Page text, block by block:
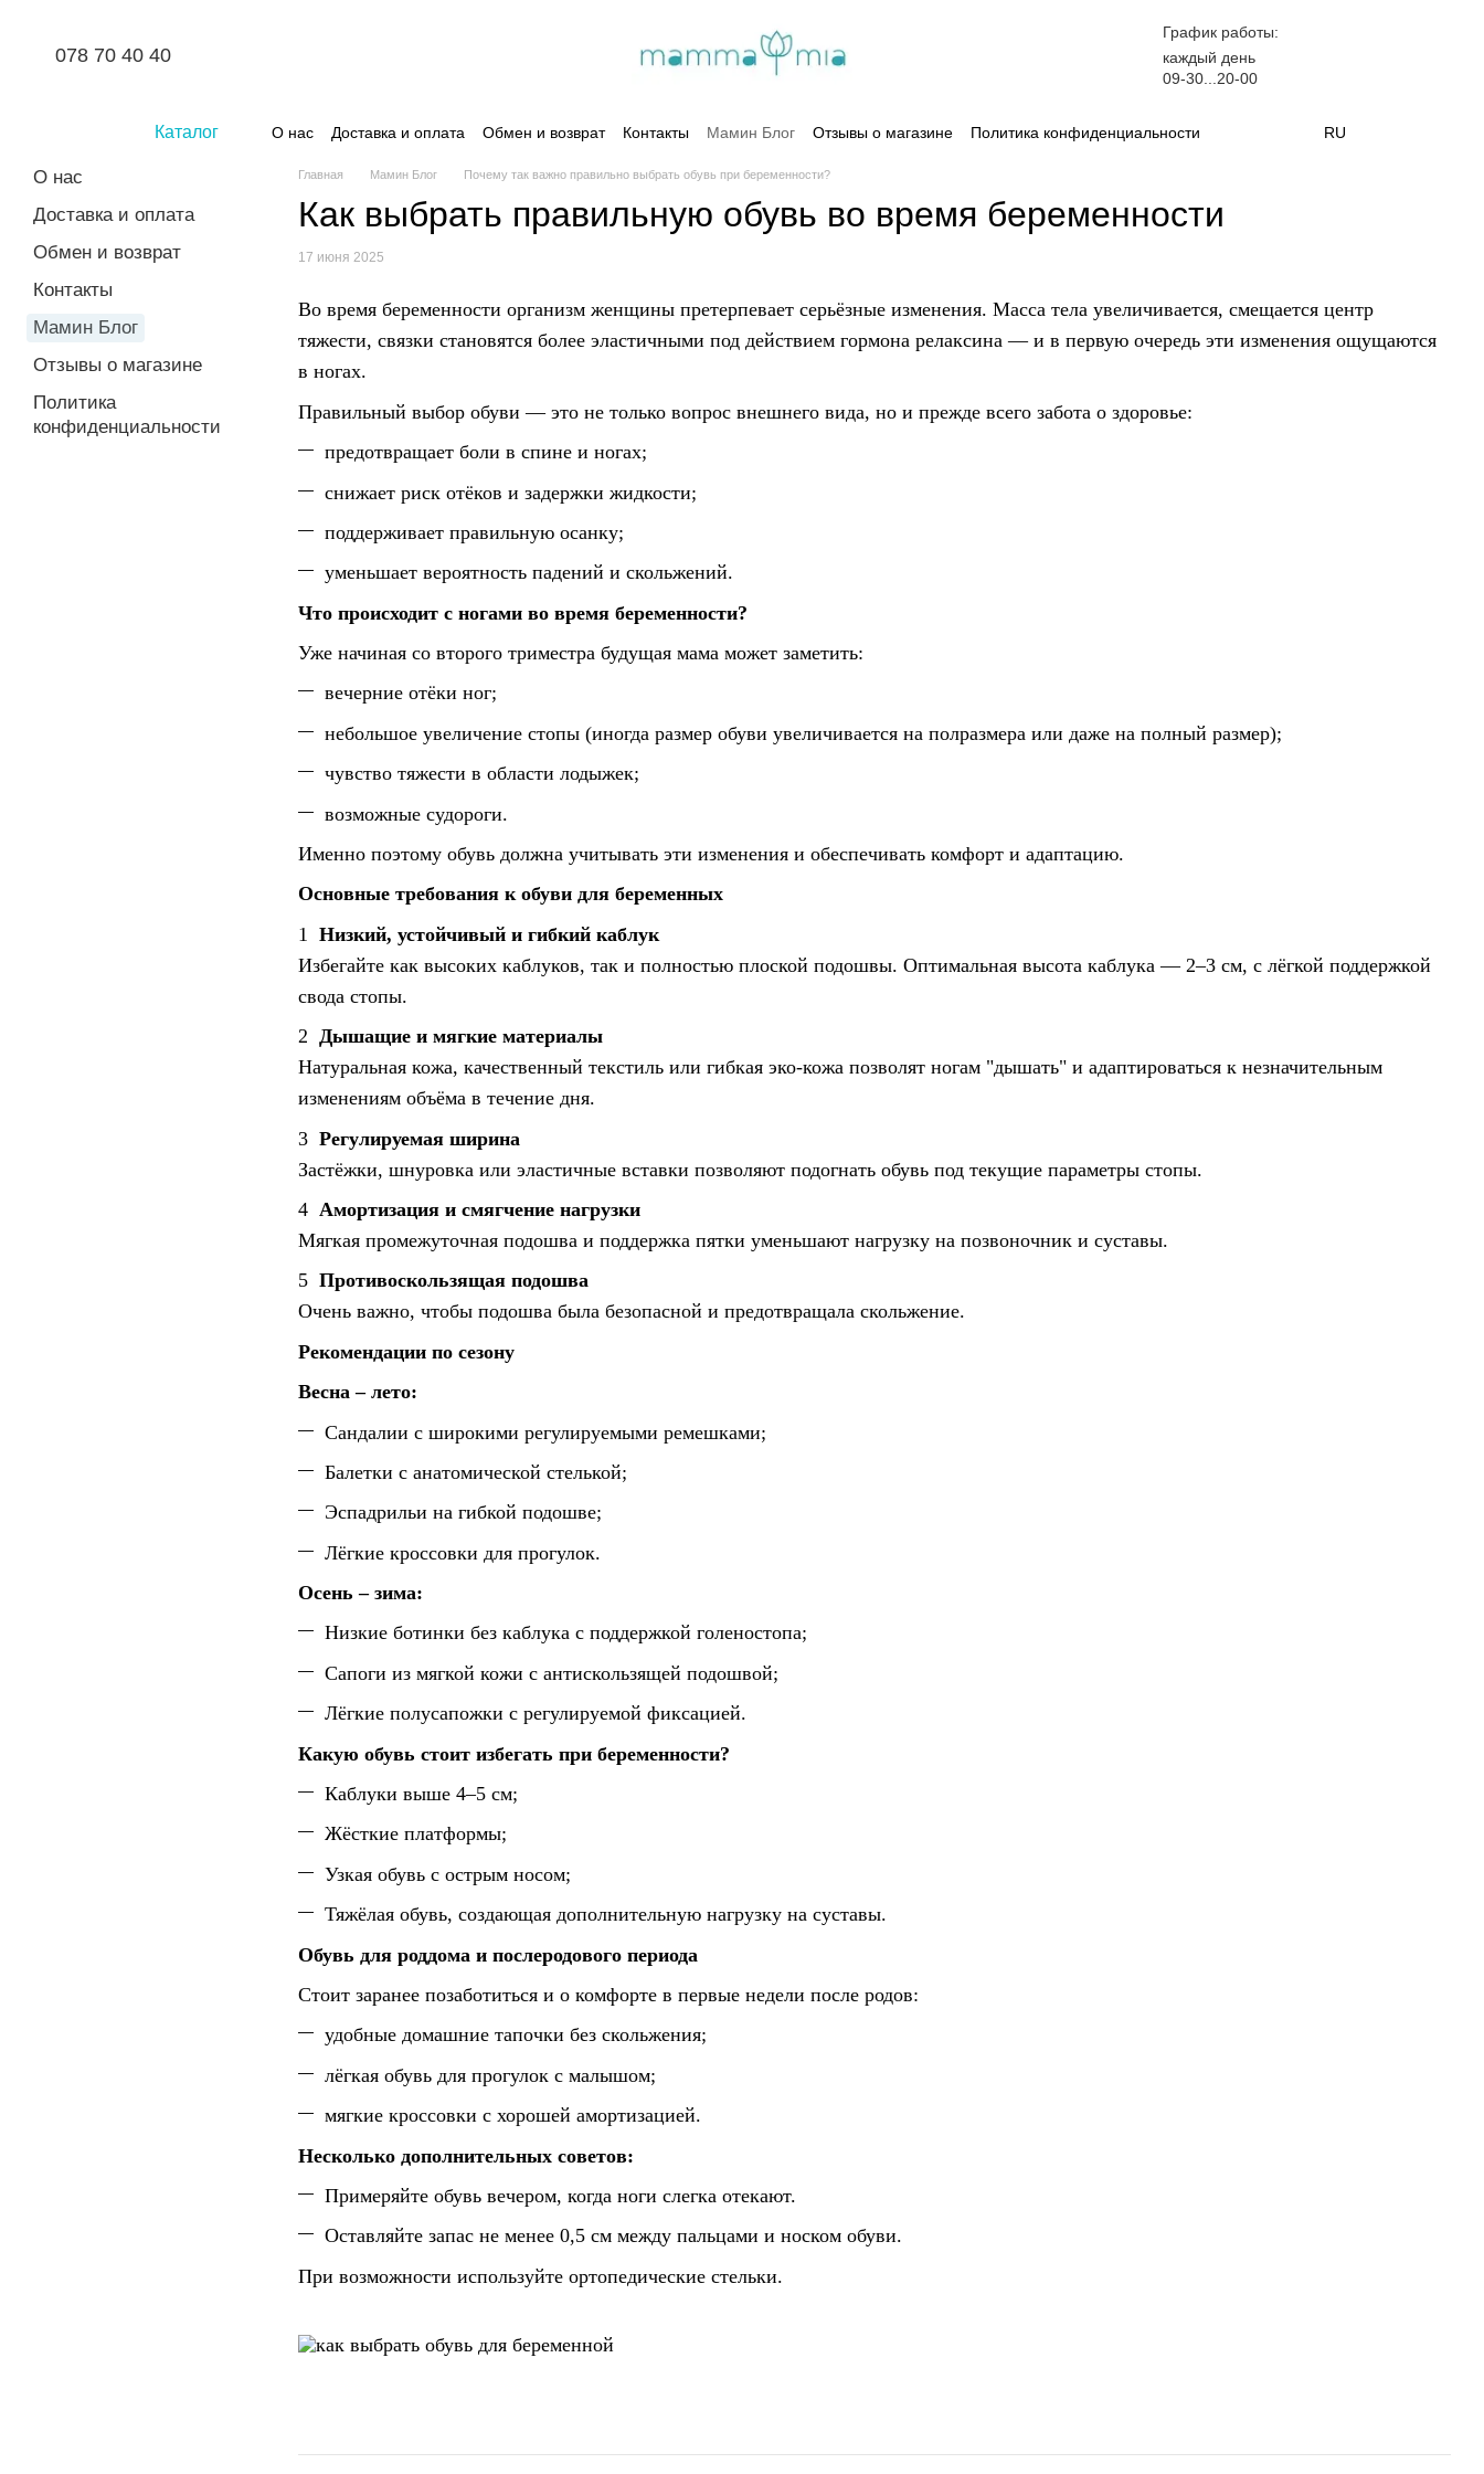
078 70 40 40
График работы:
каждый день
09-30...20-00
Каталог О нас Доставка и оплата Обмен и возврат Контакты Мамин Блог Отзывы о магазине Политика конфиденциальности RU
Главная Мамин Блог Почему так важно правильно выбрать обувь при беременности?
Как выбрать правильную обувь во время беременности
17 июня 2025
Во время беременности организм женщины претерпевает серьёзные изменения. Масса тела увеличивается, смещается центр
тяжести, связки становятся более эластичными под действием гормона релаксина — и в первую очередь эти изменения ощущаются
в ногах.
Правильный выбор обуви — это не только вопрос внешнего вида, но и прежде всего забота о здоровье:
предотвращает боли в спине и ногах;
снижает риск отёков и задержки жидкости;
поддерживает правильную осанку;
уменьшает вероятность падений и скольжений.
Что происходит с ногами во время беременности?
Уже начиная со второго триместра будущая мама может заметить:
вечерние отёки ног;
небольшое увеличение стопы (иногда размер обуви увеличивается на полразмера или даже на полный размер);
чувство тяжести в области лодыжек;
возможные судороги.
Именно поэтому обувь должна учитывать эти изменения и обеспечивать комфорт и адаптацию.
Основные требования к обуви для беременных
1️
Низкий, устойчивый и гибкий каблук
Избегайте как высоких каблуков, так и полностью плоской подошвы. Оптимальная высота каблука — 2–3 см, с лёгкой поддержкой
свода стопы.
2️ Дышащие и мягкие материалы
Натуральная кожа, качественный текстиль или гибкая эко-кожа позволят ногам "дышать" и адаптироваться к незначительным
изменениям объёма в течение дня.
3️ Регулируемая ширина
Застёжки, шнуровка или эластичные вставки позволяют подогнать обувь под текущие параметры стопы.
4️ Амортизация и смягчение нагрузки
Мягкая промежуточная подошва и поддержка пятки уменьшают нагрузку на позвоночник и суставы.
5️ Противоскользящая подошва
Очень важно, чтобы подошва была безопасной и предотвращала скольжение.
Рекомендации по сезону
Весна – лето:
Сандалии с широкими регулируемыми ремешками;
Балетки с анатомической стелькой;
Эспадрильи на гибкой подошве;
Лёгкие кроссовки для прогулок.
Осень – зима:
Низкие ботинки без каблука с поддержкой голеностопа;
Сапоги из мягкой кожи с антискользящей подошвой;
Лёгкие полусапожки с регулируемой фиксацией.
Какую обувь стоит избегать при беременности?
Каблуки выше 4–5 см;
Жёсткие платформы;
Узкая обувь с острым носом;
Тяжёлая обувь, создающая дополнительную нагрузку на суставы.
Обувь для роддома и послеродового периода
Стоит заранее позаботиться и о комфорте в первые недели после родов:
удобные домашние тапочки без скольжения;
лёгкая обувь для прогулок с малышом;
мягкие кроссовки с хорошей амортизацией.
Несколько дополнительных советов:
Примеряйте обувь вечером, когда ноги слегка отекают.
Оставляйте запас не менее 0,5 см между пальцами и носком обуви.
При возможности используйте ортопедические стельки.
О нас
Доставка и оплата
Обмен и возврат
Контакты
Мамин Блог
Отзывы о магазине
Политика
конфиденциальности